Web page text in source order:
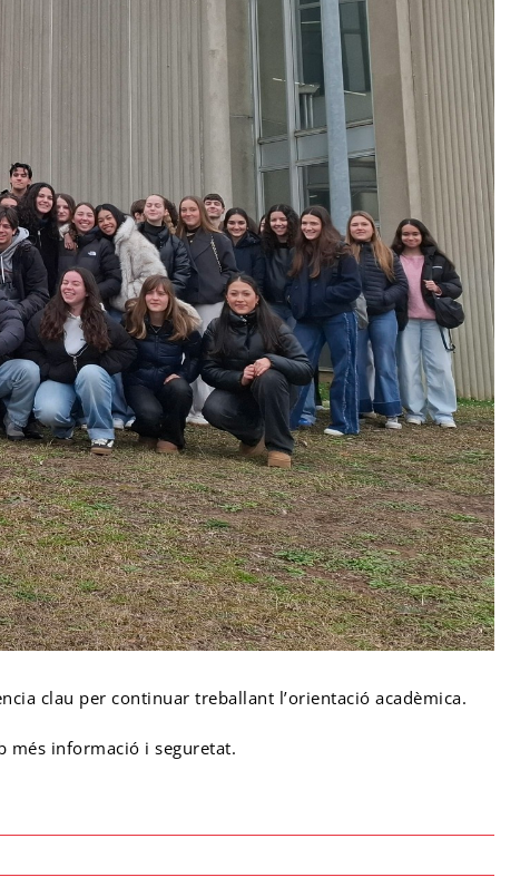
clau per continuar treballant l’orientació acadèmica.
més informació i seguretat.